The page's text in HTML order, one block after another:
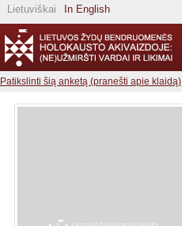
Lietuviškai In English
Patikslinti šią anketą (pranešti apie klaidą)